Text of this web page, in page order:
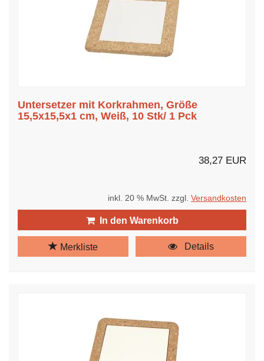
Untersetzer mit Korkrahmen, Größe
15,5x15,5x1 cm, Weiß, 10 Stk/ 1 Pck
38,27 EUR
inkl. 20 % MwSt. zzgl. Versandkosten
In den Warenkorb
Merkliste Details